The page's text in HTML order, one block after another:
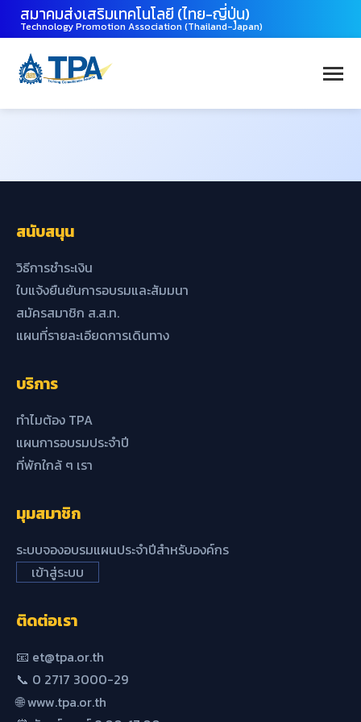
สมาคมส่งเสริมเทคโนโลยี (ไทย-ญี่ปุ่น)
Technology Promotion Association (Thailand-Japan)
สนับสนุน
วิธีการชำระเงิน
ใบแจ้งยืนยันการอบรมและสัมมนา
สมัครสมาชิก ส.ส.ท.
แผนที่รายละเอียดการเดินทาง
บริการ
ทำไมต้อง TPA
แผนการอบรมประจำปี
ที่พักใกล้ ๆ เรา
มุมสมาชิก
ระบบจองอบรมแผนประจำปีสำหรับองค์กร
เข้าสู่ระบบ
ติดต่อเรา
📧 et@tpa.or.th
📞 0 2717 3000-29
🌐 www.tpa.or.th